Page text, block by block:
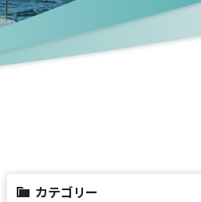
カテゴリー